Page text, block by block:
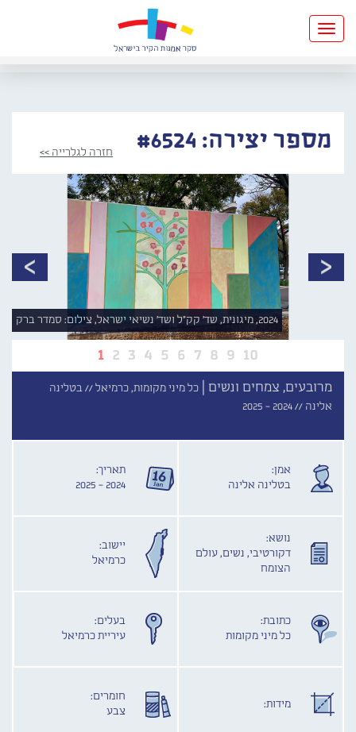
Toggle
navigation
מספר יצירה: #6524 חזרה לגלרייה >>
1 2 3 4 5 6 7 8 9 10
2024, מיגונית, שד' קק"ל ושד' נשיאי ישראל, צילום: סמדר ברק
מרובעים, צמחים ונשים | כל מיני מקומות, כרמיאל //בטלינה
אלינה //2024 - 2025
אמן:
בטלינה אלינה
תאריך:
2024 - 2025
נושא:
דקורטיבי, נשים, עולם
הצומח
יישוב:
כרמיאל
כתובת:
כל מיני מקומות
בעלים:
עיריית כרמיאל
מידות:
חומרים:
צבע